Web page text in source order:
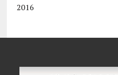
2016